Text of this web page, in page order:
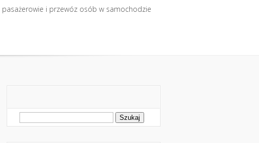
pasażerowie i przewóz osób w samochodzie
pasażerowie i przewóz osób w samochodzie
Szukaj: